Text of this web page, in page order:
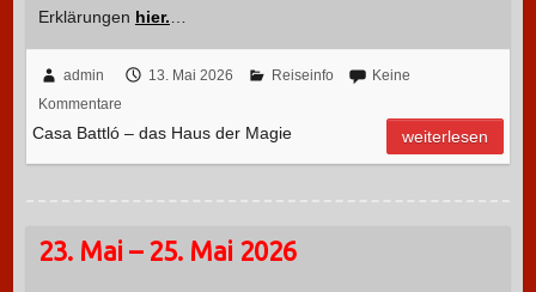
Erklärungen hier.…
admin 13. Mai 2026 Reiseinfo
Keine
Kommentare
Casa Battló – das Haus der Magie weiterlesen
23. Mai – 25. Mai 2026